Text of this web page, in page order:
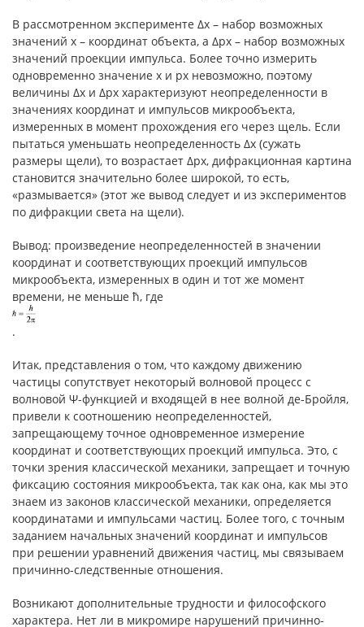
В рассмотренном эксперименте Δx – набор возможных
значений x – координат объекта, а Δpx – набор возможных
значений проекции импульса. Более точно измерить
одновременно значение x и px невозможно, поэтому
величины Δx и Δpx характеризуют неопределенности в
значениях координат и импульсов микрообъекта,
измеренных в момент прохождения его через щель. Если
пытаться уменьшать неопределенность Δx (сужать
размеры щели), то возрастает Δpx, дифракционная картина
становится значительно более широкой, то есть,
«размывается» (этот же вывод следует и из экспериментов
по дифракции света на щели).
Вывод: произведение неопределенностей в значении
координат и соответствующих проекций импульсов
микрообъекта, измеренных в один и тот же момент
времени, не меньше ħ, где
.
Итак, представления о том, что каждому движению
частицы сопутствует некоторый волновой процесс с
волновой Ψ-функцией и входящей в нее волной де-Бройля,
привели к соотношению неопределенностей,
запрещающему точное одновременное измерение
координат и соответствующих проекций импульса. Это, с
точки зрения классической механики, запрещает и точную
фиксацию состояния микрообъекта, так как она, как мы это
знаем из законов классической механики, определяется
координатами и импульсами частиц. Более того, с точным
заданием начальных значений координат и импульсов
при решении уравнений движения частиц, мы связываем
причинно-следственные отношения.
Возникают дополнительные трудности и философского
характера. Нет ли в микромире нарушений причинно-